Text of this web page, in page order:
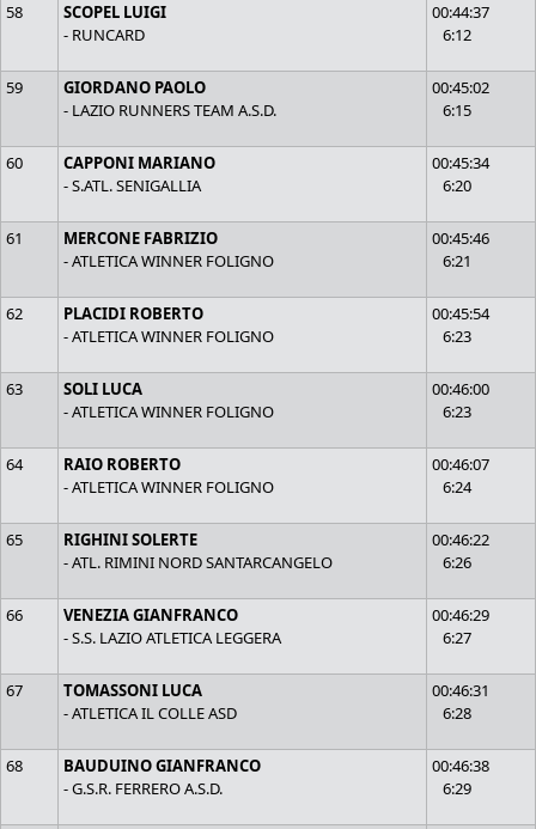
58
SCOPEL LUIGI
- RUNCARD
00:44:37
6:12
59
GIORDANO PAOLO
- LAZIO RUNNERS TEAM A.S.D.
00:45:02
6:15
60
CAPPONI MARIANO
- S.ATL. SENIGALLIA
00:45:34
6:20
61
MERCONE FABRIZIO
- ATLETICA WINNER FOLIGNO
00:45:46
6:21
62
PLACIDI ROBERTO
- ATLETICA WINNER FOLIGNO
00:45:54
6:23
63
SOLI LUCA
- ATLETICA WINNER FOLIGNO
00:46:00
6:23
64
RAIO ROBERTO
- ATLETICA WINNER FOLIGNO
00:46:07
6:24
65
RIGHINI SOLERTE
- ATL. RIMINI NORD SANTARCANGELO
00:46:22
6:26
66
VENEZIA GIANFRANCO
- S.S. LAZIO ATLETICA LEGGERA
00:46:29
6:27
67
TOMASSONI LUCA
- ATLETICA IL COLLE ASD
00:46:31
6:28
68
BAUDUINO GIANFRANCO
- G.S.R. FERRERO A.S.D.
00:46:38
6:29